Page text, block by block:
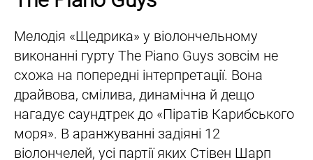
Мелодія «Щедрика» у віолончельному
виконанні гурту The Piano Guys зовсім не
схожа на попередні інтерпретації. Вона
драйвова, смілива, динамічна й дещо
нагадує саундтрек до «Піратів Карибського
моря». В аранжуванні задіяні 12
віолончелей, усі партії яких Стівен Шарп